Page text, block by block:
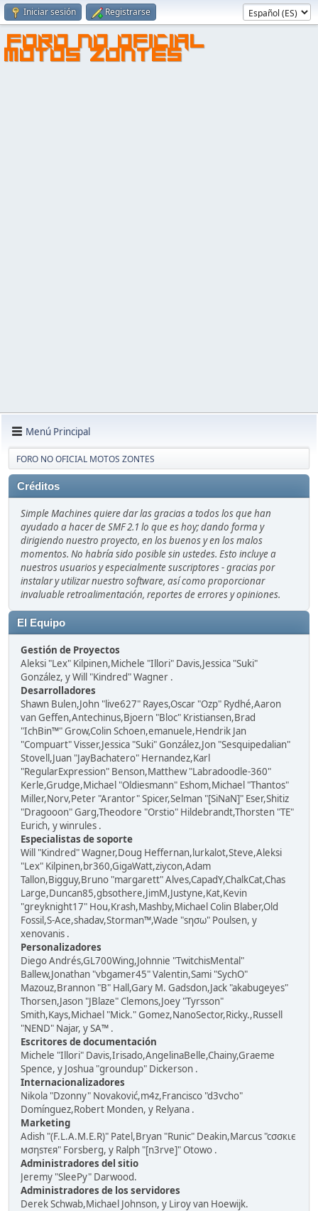
Iniciar sesión Registrarse
FORO NO OFICIAL
MOTOS ZONTES
Menú Principal
FORO NO OFICIAL MOTOS ZONTES
Créditos
Simple Machines quiere dar las gracias a todos los que han
ayudado a hacer de SMF 2.1 lo que es hoy; dando forma y
dirigiendo nuestro proyecto, en los buenos y en los malos
momentos. No habría sido posible sin ustedes. Esto incluye a
nuestros usuarios y especialmente suscriptores - gracias por
instalar y utilizar nuestro software, así como proporcionar
invaluable retroalimentación, reportes de errores y opiniones.
El Equipo
Gestión de Proyectos
Aleksi "Lex" Kilpinen,Michele "Illori" Davis,Jessica "Suki"
González, y Will "Kindred" Wagner .
Desarrolladores
Shawn Bulen,John "live627" Rayes,Oscar "Ozp" Rydhé,Aaron
van Geffen,Antechinus,Bjoern "Bloc" Kristiansen,Brad
"IchBin™" Grow,Colin Schoen,emanuele,Hendrik Jan
"Compuart" Visser,Jessica "Suki" González,Jon "Sesquipedalian"
Stovell,Juan "JayBachatero" Hernandez,Karl
"RegularExpression" Benson,Matthew "Labradoodle-360"
Kerle,Grudge,Michael "Oldiesmann" Eshom,Michael "Thantos"
Miller,Norv,Peter "Arantor" Spicer,Selman "[SiNaN]" Eser,Shitiz
"Dragooon" Garg,Theodore "Orstio" Hildebrandt,Thorsten "TE"
Eurich, y winrules .
Especialistas de soporte
Will "Kindred" Wagner,Doug Heffernan,lurkalot,Steve,Aleksi
"Lex" Kilpinen,br360,GigaWatt,ziycon,Adam
Tallon,Bigguy,Bruno "margarett" Alves,CapadY,ChalkCat,Chas
Large,Duncan85,gbsothere,JimM,Justyne,Kat,Kevin
"greyknight17" Hou,Krash,Mashby,Michael Colin Blaber,Old
Fossil,S-Ace,shadav,Storman™,Wade "sησω" Poulsen, y
xenovanis .
Personalizadores
Diego Andrés,GL700Wing,Johnnie "TwitchisMental"
Ballew,Jonathan "vbgamer45" Valentin,Sami "SychO"
Mazouz,Brannon "B" Hall,Gary M. Gadsdon,Jack "akabugeyes"
Thorsen,Jason "JBlaze" Clemons,Joey "Tyrsson"
Smith,Kays,Michael "Mick." Gomez,NanoSector,Ricky.,Russell
"NEND" Najar, y SA™ .
Escritores de documentación
Michele "Illori" Davis,Irisado,AngelinaBelle,Chainy,Graeme
Spence, y Joshua "groundup" Dickerson .
Internacionalizadores
Nikola "Dzonny" Novaković,m4z,Francisco "d3vcho"
Domínguez,Robert Monden, y Relyana .
Marketing
Adish "(F.L.A.M.E.R)" Patel,Bryan "Runic" Deakin,Marcus "cσσкιє
мσηѕтєя" Forsberg, y Ralph "[n3rve]" Otowo .
Administradores del sitio
Jeremy "SleePy" Darwood.
Administradores de los servidores
Derek Schwab,Michael Johnson, y Liroy van Hoewijk.